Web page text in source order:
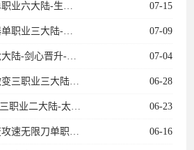
07-15
07-09
07-04
06-28
06-23
06-16